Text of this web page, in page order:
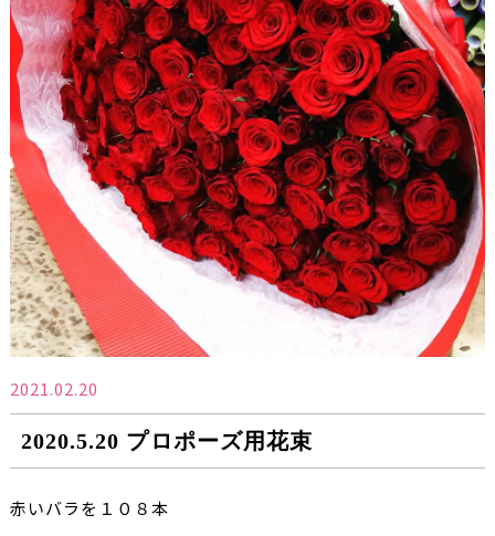
2021.02.20
2020.5.20 プロポーズ用花束
赤いバラを１０８本